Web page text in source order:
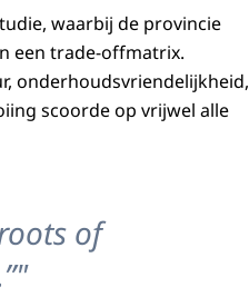
waarbij de provincie
een trade-offmatrix.
onderhoudsvriendelijkheid,
scoorde op vrijwel alle
of